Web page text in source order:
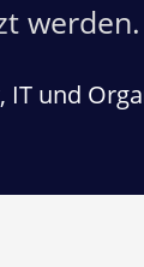
werden.
und